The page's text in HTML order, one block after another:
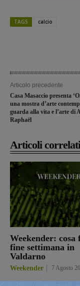
TAGS calcio
Articolo precedente
Casa Masaccio presenta
una mostra d’arte
guarda alla vita e l’arte di
Raphaël
Articoli correlati
Weekender: cosa
fine settimana in
Valdarno
Weekender 7 Agosto